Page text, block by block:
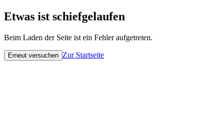
Etwas ist schiefgelaufen
Beim Laden der Seite ist ein Fehler aufgetreten.
Erneut versuchen Zur Startseite